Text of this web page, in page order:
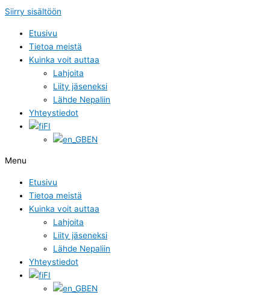
Siirry sisältöön
Etusivu
Tietoa meistä
Kuinka voit auttaa
Lahjoita
Liity jäseneksi
Lähde Nepaliin
Yhteystiedot
FI
EN
Menu
Etusivu
Tietoa meistä
Kuinka voit auttaa
Lahjoita
Liity jäseneksi
Lähde Nepaliin
Yhteystiedot
FI
EN